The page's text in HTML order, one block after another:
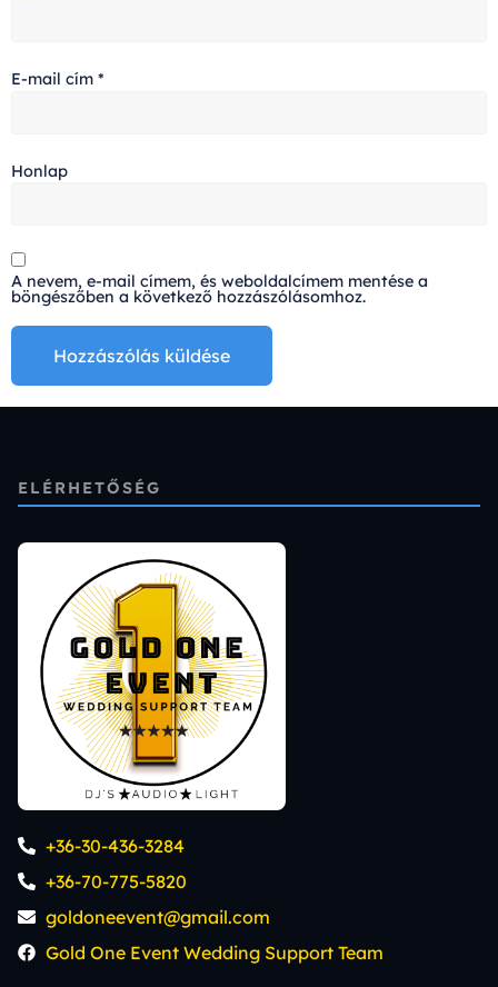
E-mail cím *
Honlap
A nevem, e-mail címem, és weboldalcímem mentése a
böngészőben a következő hozzászólásomhoz.
ELÉRHETŐSÉG
+36-30-436-3284
+36-70-775-5820
goldoneevent@gmail.com
Gold One Event Wedding Support Team